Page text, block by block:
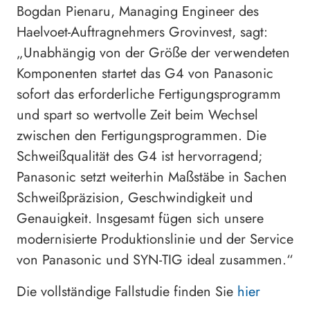
Bogdan Pienaru, Managing Engineer des
Haelvoet-Auftragnehmers Grovinvest, sagt:
„Unabhängig von der Größe der verwendeten
Komponenten startet das G4 von Panasonic
sofort das erforderliche Fertigungsprogramm
und spart so wertvolle Zeit beim Wechsel
zwischen den Fertigungsprogrammen. Die
Schweißqualität des G4 ist hervorragend;
Panasonic setzt weiterhin Maßstäbe in Sachen
Schweißpräzision, Geschwindigkeit und
Genauigkeit. Insgesamt fügen sich unsere
modernisierte Produktionslinie und der Service
von Panasonic und SYN-TIG ideal zusammen.“
Die vollständige Fallstudie finden Sie hier